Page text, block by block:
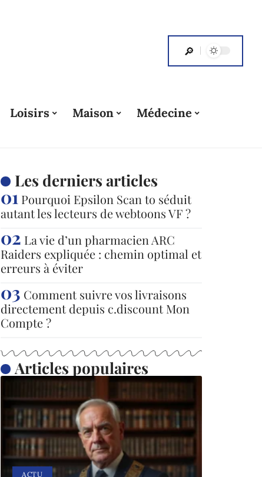
Loisirs Maison
Médecine
Les derniers articles
Pourquoi Epsilon Scan to séduit
autant les lecteurs de webtoons VF ?
La vie d’un pharmacien ARC
Raiders expliquée : chemin optimal et
erreurs à éviter
Comment suivre vos livraisons
directement depuis c.discount Mon
Compte ?
Articles populaires
ACTU